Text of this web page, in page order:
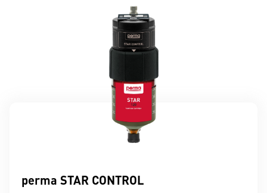
perma STAR CONTROL